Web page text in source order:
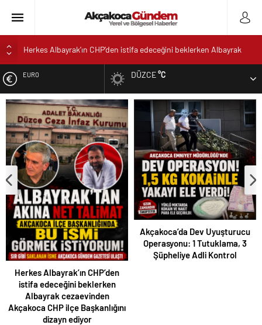
Herkes Albayrak’ın CHP’den istifa edeceğini beklerken Albayrak
Akçakoca’da Dev Uyuşturucu Operasyonu: 1 Tutuklama, 3
AKÇAKOCA’DA İŞ DÜNYASININ KALBİ KALE KOYU
LANSMANINDA ATTI
Saklı Koy Otel’de Yoğunluk: Misafirler Yer Bulmakta Zorlandı
SAHİLLERDE TEMİZLİK ALARMI!
EURO
ALTIN
DOLAR
DÜZCE°C
Herkes Albayrak’ın CHP’den
istifa edeceğini beklerken
Albayrak cezaevinden
Akçakoca CHP ilçe Başkanlığını
dizayn ediyor
Akçakoca’da Dev Uyuşturucu
Operasyonu: 1 Tutuklama, 3
Şüpheliye Adli Kontrol